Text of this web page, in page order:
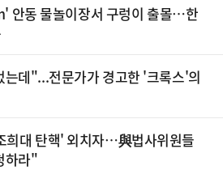
안동 물놀이장서 구렁이 출몰…한
는데"...전문가가 경고한 '크록스'의
희대 탄핵' 외치자…與법사위원들
하라"